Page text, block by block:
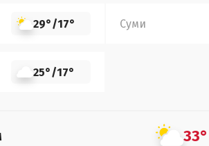
29°/17° Суми
25°/17°
33°